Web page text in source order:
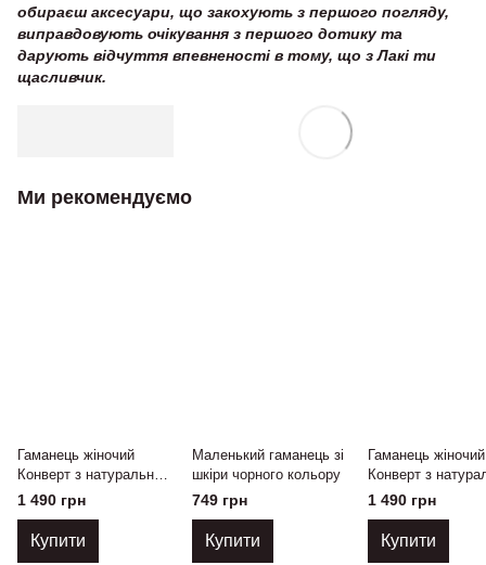
обираєш аксесуари, що закохують з першого погляду,
виправдовують очікування з першого дотику та
дарують відчуття впевненості в тому, що з Лакі ти
щасливчик.
Ми рекомендуємо
Гаманець жіночий
Конверт з натуральної
шкіри чорний
1 490 грн
Купити
Маленький гаманець зі
шкіри чорного кольору
749 грн
Купити
Гаманець жіночий
Конверт з
шкіри бежевий
1 490 грн
Купити